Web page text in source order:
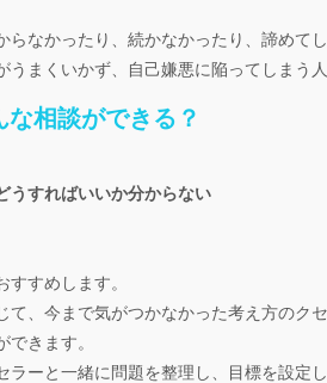
らなかったり、続かなかったり、諦めて
まくいかず、自己嫌悪に陥ってしまう人
な相談ができる？
うすればいいか分からない
すめします。
、今まで気がつかなかった考え方のク
きます。
ーと一緒に問題を整理し、目標を設定